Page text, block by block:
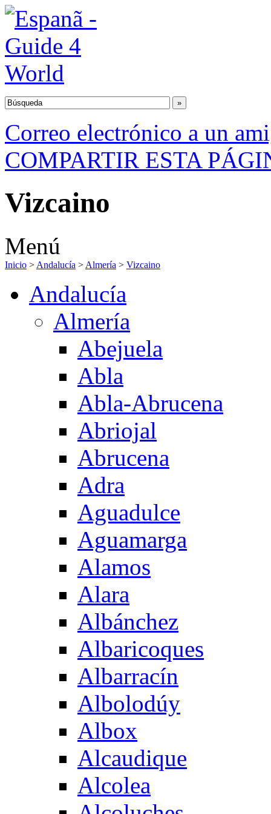
Correo electrónico a un
COMPARTIR ESTA
Vizcaino
Menú
Inicio > Andalucía > Almería > Vizcaino
Andalucía
Almería
Abejuela
Abla
Abla-Abrucena
Abriojal
Abrucena
Adra
Aguadulce
Aguamarga
Alamos
Alara
Albánchez
Albaricoques
Albarracín
Albolodúy
Albox
Alcaudique
Alcolea